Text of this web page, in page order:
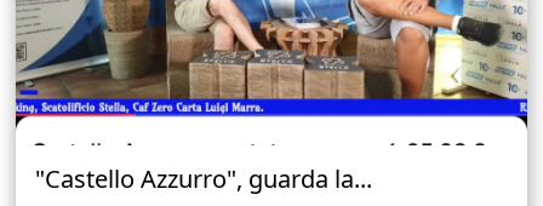
"Castello Azzurro", guarda la...